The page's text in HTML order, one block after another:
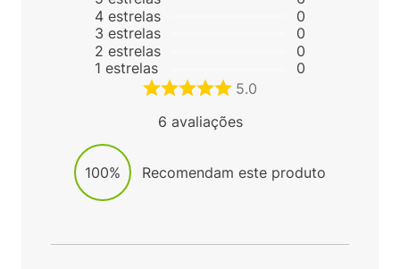
4 estrelas
3 estrelas
2 estrelas
1 estrelas
0
0
0
0
5.0
6 avaliações
100% Recomendam este produto